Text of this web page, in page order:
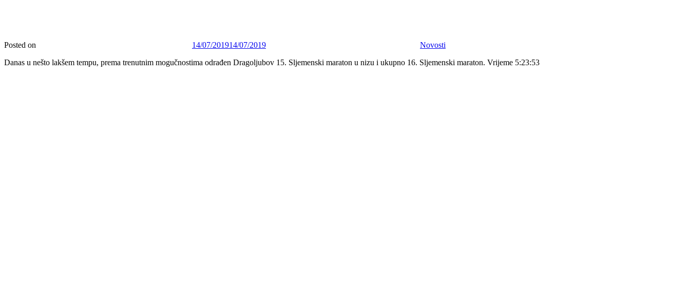
Posted on 14/07/201914/07/2019
Novosti
Danas u nešto lakšem tempu, prema trenutnim mogučnostima odrađen Dragoljubov 15. Sljemenski maraton u nizu i ukupno 16. Sljemenski maraton. Vrijeme 5:23:53